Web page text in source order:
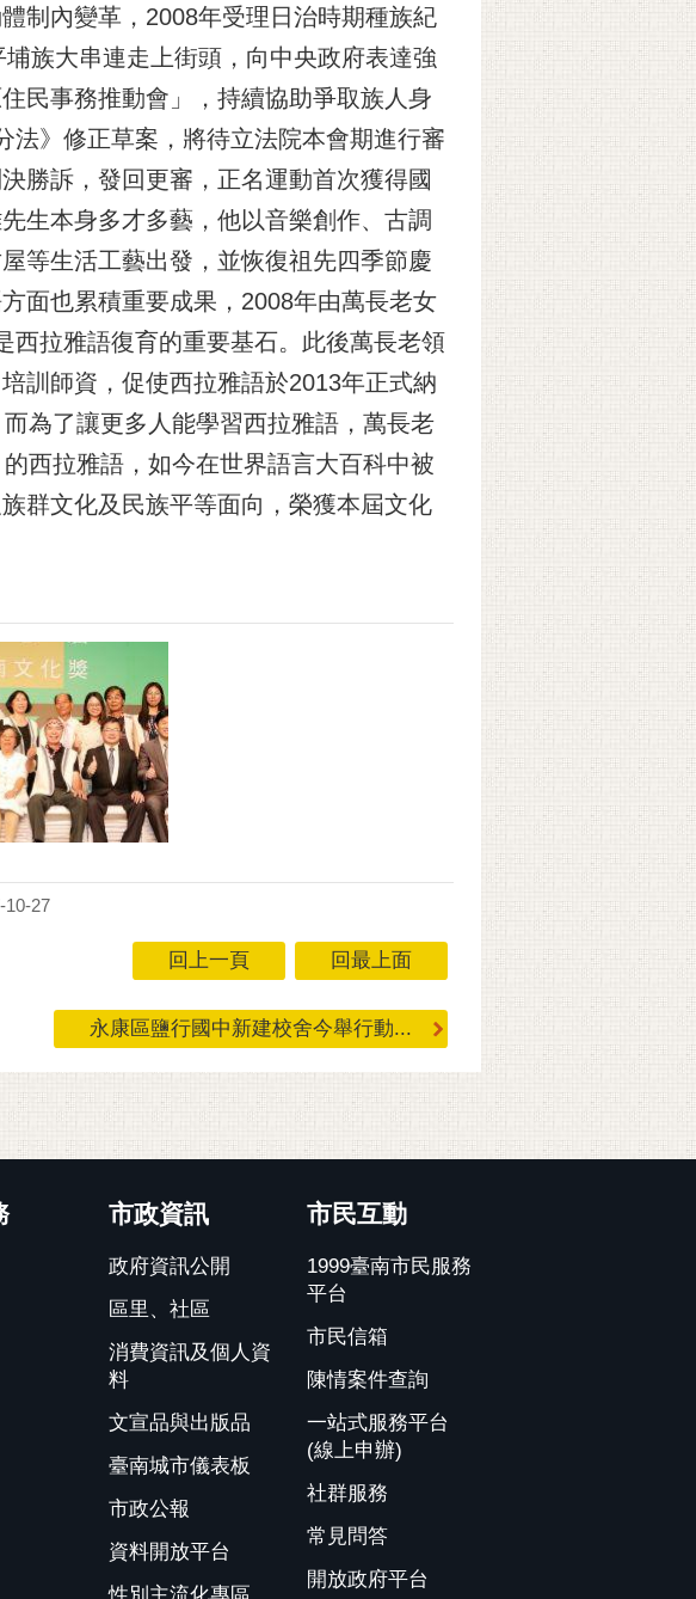
制內變革，2008年受理日治時期種族紀
族大串連走上街頭，向中央政府表達強
民事務推動會」，持續協助爭取族人身
法》修正草案，將待立法院本會期進行審
勝訴，發回更審，正名運動首次獲得國
生本身多才多藝，他以音樂創作、古調
等生活工藝出發，並恢復祖先四季節慶
面也累積重要成果，2008年由萬長老女
西拉雅語復育的重要基石。此後萬長老領
訓師資，促使西拉雅語於2013年正式納
為了讓更多人能學習西拉雅語，萬長老
西拉雅語，如今在世界語言大百科中被
群文化及民族平等面向，榮獲本屆文化
10-27
回上一頁 回最上面
永康區鹽行國中新建校舍今舉行動...
市政資訊
政府資訊公開
區里、社區
消費資訊及個人資
料
文宣品與出版品
臺南城市儀表板
市政公報
資料開放平台
市民互動
1999臺南市民服務
平台
市民信箱
陳情案件查詢
一站式服務平台
(線上申辦)
社群服務
常見問答
開放政府平台